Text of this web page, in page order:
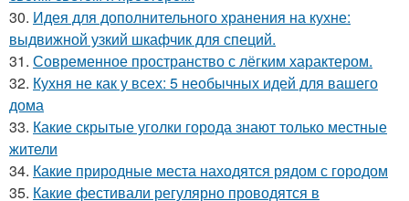
30. Идея для дополнительного хранения на кухне:
выдвижной узкий шкафчик для специй.
31. Современное пространство с лёгким характером.
32. Кухня не как у всех: 5 необычных идей для вашего
дома
33. Какие скрытые уголки города знают только местные
жители
34. Какие природные места находятся рядом с городом
35. Какие фестивали регулярно проводятся в